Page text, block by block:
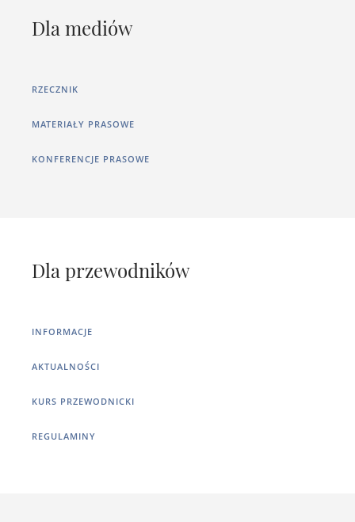
Dla mediów
RZECZNIK
MATERIAŁY PRASOWE
KONFERENCJE PRASOWE
Dla przewodników
INFORMACJE
AKTUALNOŚCI
KURS PRZEWODNICKI
REGULAMINY